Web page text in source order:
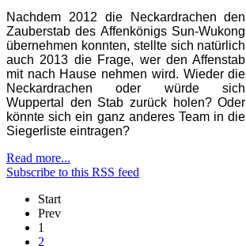
Nachdem 2012 die Neckardrachen den
Zauberstab des Affenkönigs Sun-Wukong
übernehmen konnten, stellte sich natürlich
auch 2013 die Frage, wer den Affenstab
mit nach Hause nehmen wird. Wieder die
Neckardrachen oder würde sich
Wuppertal den Stab zurück holen? Oder
könnte sich ein ganz anderes Team in die
Siegerliste eintragen?
Read more...
Subscribe to this RSS feed
Start
Prev
1
2